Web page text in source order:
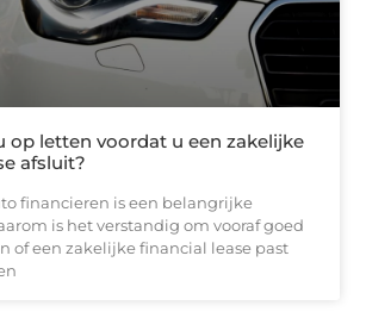
op letten voordat u een zakelijke
afsluit?
financieren is een belangrijke
is het verstandig om vooraf goed
of een zakelijke financial lease past